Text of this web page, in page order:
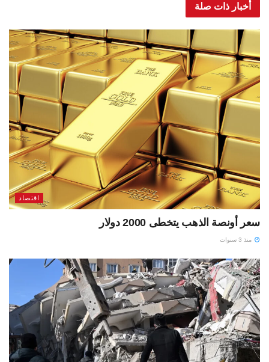
أخبار ذات صلة
اقتصاد
سعر أونصة الذهب يتخطى 2000 دولار
منذ 3 سنوات